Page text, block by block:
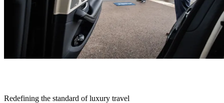
Redefining the standard of luxury travel